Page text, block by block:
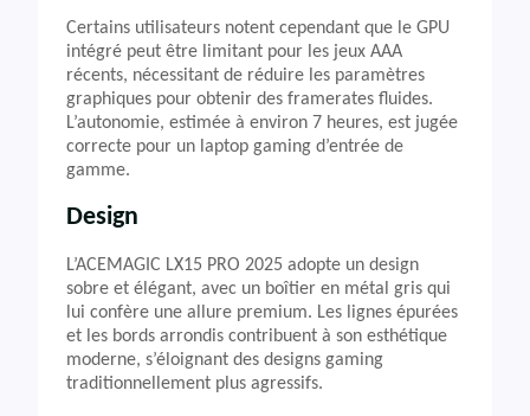
Certains utilisateurs notent cependant que le GPU
intégré peut être limitant pour les jeux AAA
récents, nécessitant de réduire les paramètres
graphiques pour obtenir des framerates fluides.
L’autonomie, estimée à environ 7 heures, est jugée
correcte pour un laptop gaming d’entrée de
gamme.
Design
L’ACEMAGIC LX15 PRO 2025 adopte un design
sobre et élégant, avec un boîtier en métal gris qui
lui confère une allure premium. Les lignes épurées
et les bords arrondis contribuent à son esthétique
moderne, s’éloignant des designs gaming
traditionnellement plus agressifs.